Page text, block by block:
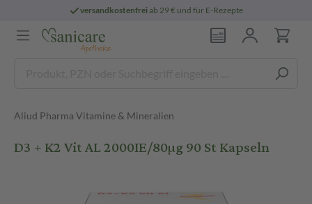
versandkostenfreiab 29 € und für E-Rezepte
Aliud Pharma Vitamine & Mineralien
D3 + K2 Vit AL 2000IE/80µg 90 St Kapseln